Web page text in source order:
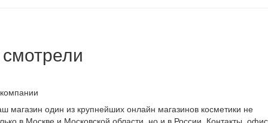
магазин один из крупнейших онлайн магазинов косметики не